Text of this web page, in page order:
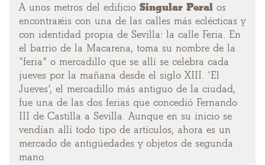
A unos metros del edificio Singular Peral os
encontraréis con una de las calles más eclécticas y
con identidad propia de Sevilla: la calle Feria. En
el barrio de la Macarena, toma su nombre de la
“feria” o mercadillo que se allí se celebra cada
jueves por la mañana desde el siglo XIII. ‘El
Jueves’, el mercadillo más antiguo de la ciudad,
fue una de las dos ferias que concedió Fernando
III de Castilla a Sevilla. Aunque en su inicio se
vendían allí todo tipo de artículos, ahora es un
mercado de antigüedades y objetos de segunda
mano.